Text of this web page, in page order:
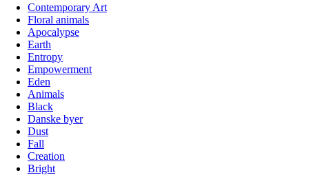
Contemporary Art
Floral animals
Apocalypse
Earth
Entropy
Empowerment
Eden
Animals
Black
Danske byer
Dust
Fall
Creation
Bright